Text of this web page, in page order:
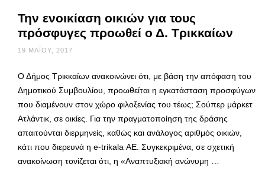
Την ενοικίαση οικιών για τους
πρόσφυγες προωθεί ο Δ. Τρικκαίων
19 ΜΑΪ́ΟΥ, 2017
Ο Δήμος Τρικκαίων ανακοινώνει ότι, με βάση την απόφαση του
Δημοτικού Συμβουλίου, προωθείται η εγκατάσταση προσφύγων
που διαμένουν στον χώρο φιλοξενίας του τέως; Σούπερ μάρκετ
Ατλάντικ, σε οικίες. Για την πραγματοποίηση της δράσης
απαιτούνται διερμηνείς, καθώς και ανάλογος αριθμός οικιών,
κάτι που διερευνά η e-trikala ΑΕ. Συγκεκριμένα, σε σχετική
ανακοίνωση τονίζεται ότι, η «Αναπτυξιακή ανώνυμη …